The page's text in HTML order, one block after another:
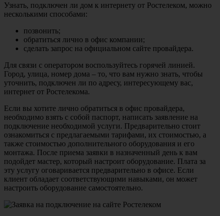
Узнать, подключен ли дом к интернету от Ростелеком, можно
несколькими способами:
позвонить;
обратиться лично в офис компании;
сделать запрос на официальном сайте провайдера.
Для связи с оператором воспользуйтесь горячей линией.
Город, улица, номер дома – то, что вам нужно знать, чтобы
уточнить, подключен ли по адресу, интересующему вас,
интернет от Ростелекома.
Если вы хотите лично обратиться в офис провайдера,
необходимо взять с собой паспорт, написать заявление на
подключение необходимой услуги. Предварительно стоит
ознакомиться с предлагаемыми тарифами, их стоимостью, а
также стоимостью дополнительного оборудования и его
монтажа. После приема заявки в назначенный день к вам
подойдет мастер, который настроит оборудование. Плата за
эту услугу оговаривается предварительно в офисе. Если
клиент обладает соответствующими навыками, он может
настроить оборудование самостоятельно.